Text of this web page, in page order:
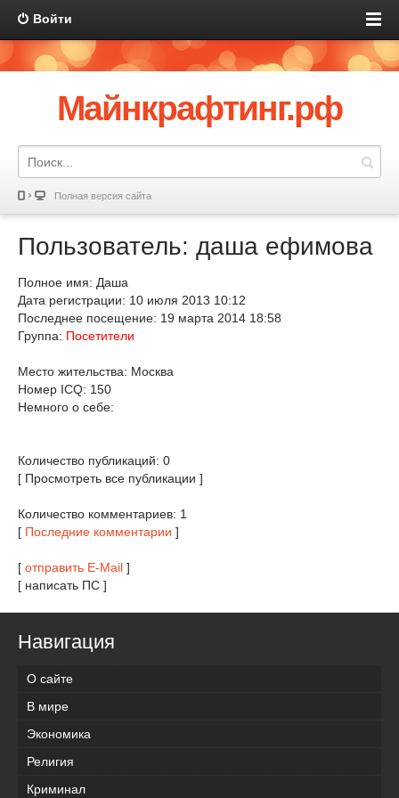
Войти
Майнкрафтинг.рф
Полная версия сайта
Пользователь: даша ефимова
Полное имя: Даша
Дата регистрации: 10 июля 2013 10:12
Последнее посещение: 19 марта 2014 18:58
Группа: Посетители
Место жительства: Москва
Номер ICQ: 150
Немного о себе:
Количество публикаций: 0
[ Просмотреть все публикации ]
Количество комментариев: 1
[ Последние комментарии ]
[ отправить E-Mail ]
[ написать ПС ]
Навигация
О сайте
В мире
Экономика
Религия
Криминал